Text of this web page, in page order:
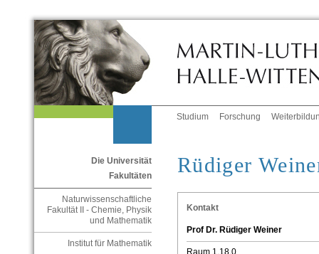
Studium Forschung
Die Universität
Fakultäten
Naturwissenschaftliche
Fakultät II - Chemie, Physik
und Mathematik
Institut für Mathematik
Rüdiger
Kontakt
Prof Dr. Rüdiger Weiner